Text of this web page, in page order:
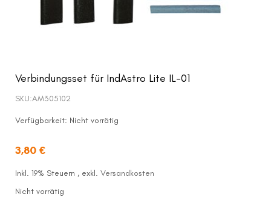
Verbindungsset für IndAstro Lite IL-01
SKU:AM305102
Verfügbarkeit: Nicht vorrätig
3,80 €
Inkl. 19% Steuern , exkl. Versandkosten
Nicht vorrätig